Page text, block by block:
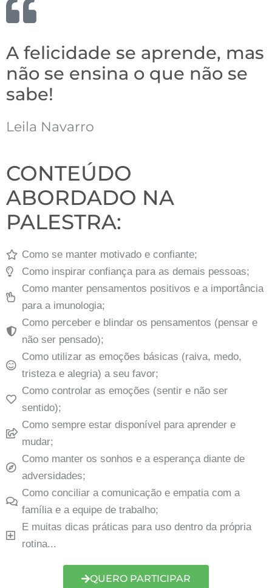
A felicidade se aprende, mas
não se ensina o que não se
sabe!
Leila Navarro
CONTEÚDO
ABORDADO NA
PALESTRA:
Como se manter motivado e confiante;
Como inspirar confiança para as demais pessoas;
Como manter pensamentos positivos e a importância
para a imunologia;
Como perceber e blindar os pensamentos (pensar e
não ser pensado);
Como utilizar as emoções básicas (raiva, medo,
tristeza e alegria) a seu favor;
Como controlar as emoções (sentir e não ser
sentido);
Como sempre estar disponível para aprender e
mudar;
Como manter os sonhos e a esperança diante de
adversidades;
Como conciliar a comunicação e empatia com a
família e a equipe de trabalho;
E muitas dicas práticas para uso dentro da própria
rotina...
QUERO PARTICIPAR